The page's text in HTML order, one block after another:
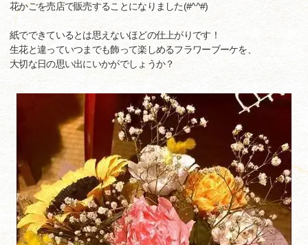
花かごを売店で販売することになりました(#^^#)
紙でできているとは思えないほどの仕上がりです！
生花と違っていつまでも飾って楽しめるフラワーブーケを、
大切な日の思い出にいかがでしょうか？